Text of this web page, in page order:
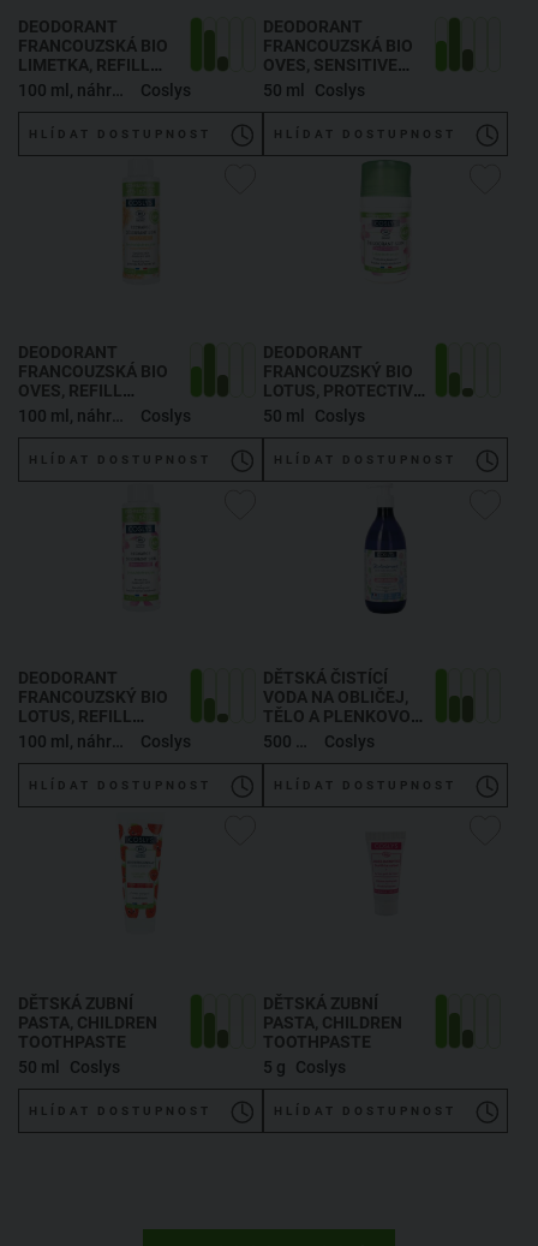
DEODORANT
FRANCOUZSKÁ BIO
LIMETKA, REFILL
ENERGIZING
DEODORANT
ORGANIC LIME
100 ml, náhradní náplň Coslys
HLÍDAT DOSTUPNOST
DEODORANT
FRANCOUZSKÁ BIO
OVES, SENSITIVE
SKIN DEODORANT
FRENCH ORGANIC
50 ml Coslys
HLÍDAT DOSTUPNOST
DEODORANT
FRANCOUZSKÁ BIO
OVES, REFILL
SENSITIVE SKIN
DEODORANT
FRENCH ORGANIC
OAT
100 ml, náhradní náplň Coslys
HLÍDAT DOSTUPNOST
DEODORANT
FRANCOUZSKÝ BIO
LOTUS, PROTECTIVE
DEODORANT
FRENCH ORGANIC
LOTUS
50 ml Coslys
HLÍDAT DOSTUPNOST
DEODORANT
FRANCOUZSKÝ BIO
LOTUS, REFILL
PROTECTIVE
DEODORANT
FRENCH ORGANIC
LOTUS
100 ml, náhradní náplň Coslys
HLÍDAT DOSTUPNOST
DĚTSKÁ ČISTÍCÍ
VODA NA OBLIČEJ,
TĚLO A PLENKOVOU
OBLAST
500 ml Coslys
HLÍDAT DOSTUPNOST
DĚTSKÁ ZUBNÍ
PASTA, CHILDREN
TOOTHPASTE
50 ml
Coslys
HLÍDAT DOSTUPNOST
DĚTSKÁ ZUBNÍ
PASTA, CHILDREN
TOOTHPASTE
5 g
Coslys
HLÍDAT DOSTUPNOST